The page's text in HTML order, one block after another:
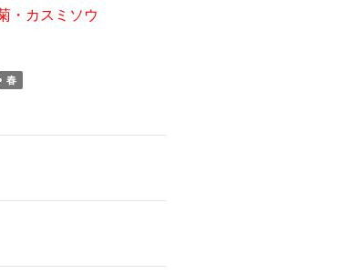
・カスミソウ
春